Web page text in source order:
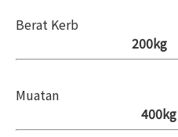
200kg
400kg